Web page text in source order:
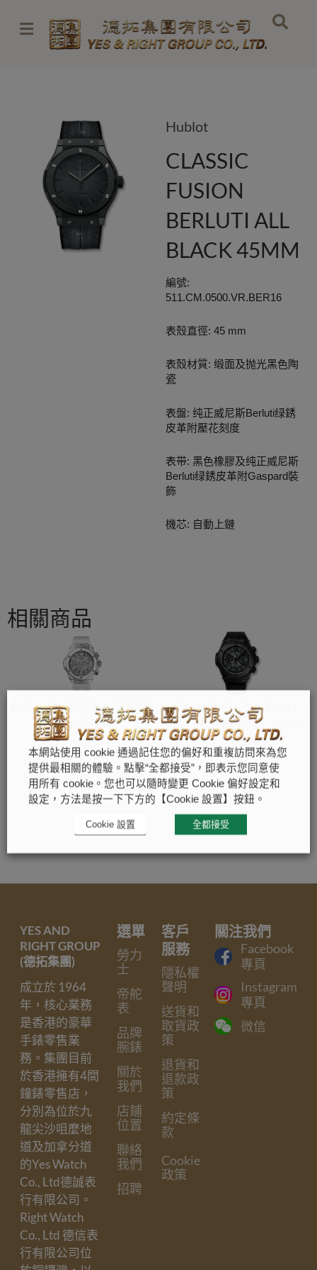
content
Hublot
CLASSIC
FUSION
BERLUTI ALL
BLACK 45MM
編號:
511.CM.0500.VR.BER16
表殼直徑: 45 mm
表殼材質: 缎面及抛光黑色陶
瓷
表盤: 纯正威尼斯Berluti绿銹
皮革附壓花刻度
表带: 黑色橡膠及纯正威尼斯
Berluti绿銹皮革附Gaspard裝
飾
機芯: 自動上鏈
相關商品
BIG BANG系列UNICO藍
寶石腕表42毫米
Hublot
BIG BANG UNICO ALL
BLACK SAPPHIRE 45MM
Hublot
選單
勞力
士
帝舵
表
品牌
腕錶
關於
我們
店鋪
位置
聯絡
我們
招聘
客戶
服務
隱私權
聲明
送貨和
取貨政
策
退貨和
退款政
策
約定條
款
Cookie
政策
關注我們
Facebook
專頁
Instagram
專頁
微信
YES AND
RIGHT GROUP
(德拓集團)
成立於 1964
年，核心業務
是香港的豪華
手錶零售業
務。集團目前
於香港擁有4間
鐘錶零售店，
分別為位於九
龍尖沙咀麼地
道及加拿分道
的Yes Watch
Co., Ltd德誠表
行有限公司。
Right Watch
Co., Ltd 德信表
行有限公司位
本網站使用 cookie 通過記住您的偏好和重複訪問來為您
提供最相關的體驗。點擊“全都接受”，即表示您同意使
用所有 cookie。您也可以隨時變更 Cookie 偏好設定和
設定，方法是按一下下方的【Cookie 設置】按鈕。
Cookie 設置 全都接受